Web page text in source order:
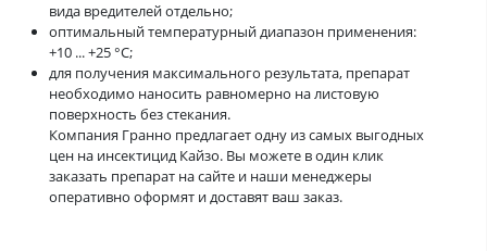
вида вредителей отдельно;
оптимальный температурный диапазон применения:
+10 ... +25 °С;
для получения максимального результата, препарат
необходимо наносить равномерно на листовую
поверхность без стекания.
Компания Гранно предлагает одну из самых выгодных
цен на инсектицид Кайзо. Вы можете в один клик
заказать препарат на сайте и наши менеджеры
оперативно оформят и доставят ваш заказ.